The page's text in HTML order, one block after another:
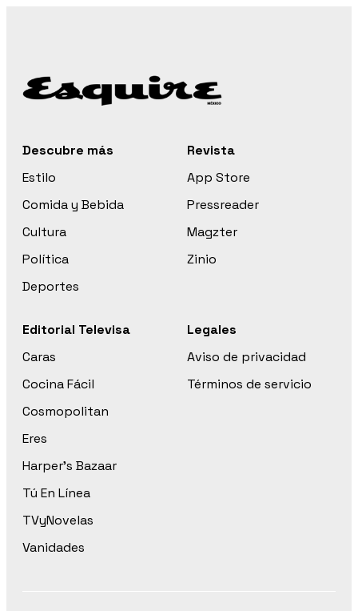
Descubre más
Estilo
Comida y Bebida
Cultura
Política
Deportes
Revista
App Store
Pressreader
Magzter
Zinio
Editorial Televisa
Caras
Cocina Fácil
Cosmopolitan
Eres
Harper’s Bazaar
Tú En Línea
TVyNovelas
Vanidades
Legales
Aviso de privacidad
Términos de servicio